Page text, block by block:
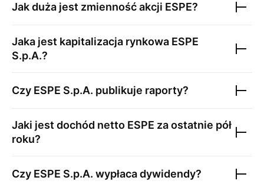
Jak duża jest zmienność akcji ESPE?
Jaka jest kapitalizacja rynkowa ESPE
S.p.A.?
Czy ESPE S.p.A. publikuje raporty?
Jaki jest dochód netto ESPE za ostatnie pół
roku?
Czy ESPE S.p.A. wypłaca dywidendy?